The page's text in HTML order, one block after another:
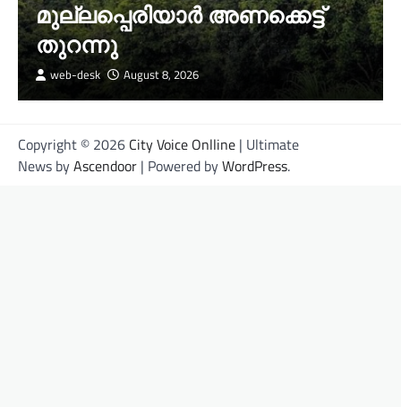
മുല്ലപ്പെരിയാര്‍ അണക്കെട്ട്
തുറന്നു
web-desk August 8, 2026
Copyright © 2026 City Voice Onlline | Ultimate
News byAscendoor | Powered byWordPress.